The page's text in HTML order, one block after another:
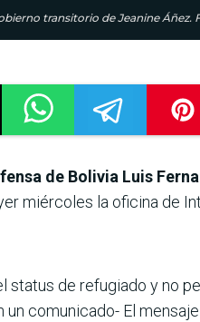
transitorio de Jeanine Áñez.
de Bolivia Luis
miércoles la oficina de
status de refugiado y no
un comunicado- El